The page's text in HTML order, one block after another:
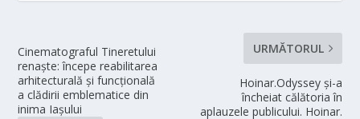
Cinematograful Tineretului
renaște: începe reabilitarea
arhitecturală și funcțională
a clădirii emblematice din
inima Iașului
URMĂTORUL
Hoinar.Odyssey și-a
încheiat călătoria în
aplauzele publicului. Hoinar.